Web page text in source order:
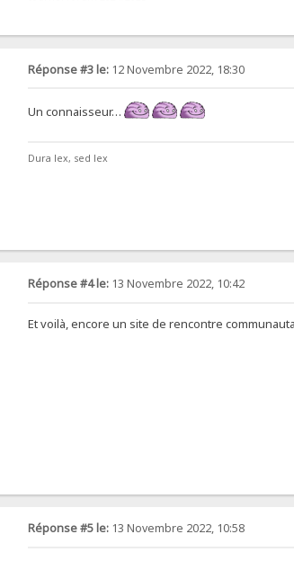
Réponse #3 le:12 Novembre 2022, 18:30
Un connaisseur…
Dura lex, sed lex
Réponse #4 le:13 Novembre 2022, 10:42
Et voilà, encore un site de rencontre
Réponse #5 le:13 Novembre 2022, 10:58